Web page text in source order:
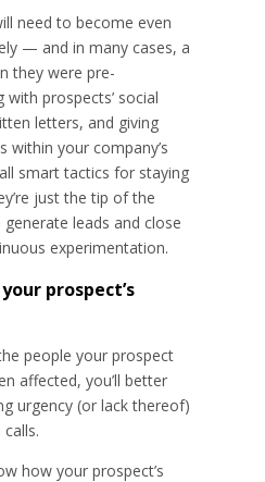
need to become even
— and in many cases, a
they were pre-
with prospects’ social
letters, and giving
within your company’s
smart tactics for staying
just the tip of the
leads and close
experimentation.
prospect’s
people your prospect
affected, you’ll better
urgency (or lack thereof)
how your prospect’s